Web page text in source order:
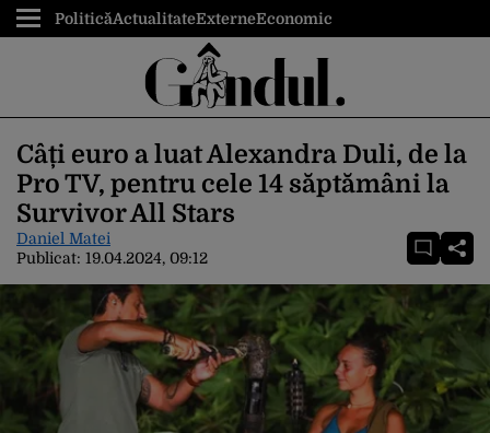
PoliticăActualitateExterneEconomic
Câți euro a luat Alexandra Duli, de la
Pro TV, pentru cele 14 săptămâni la
Survivor All Stars
Daniel Matei
Publicat: 19.04.2024, 09:12